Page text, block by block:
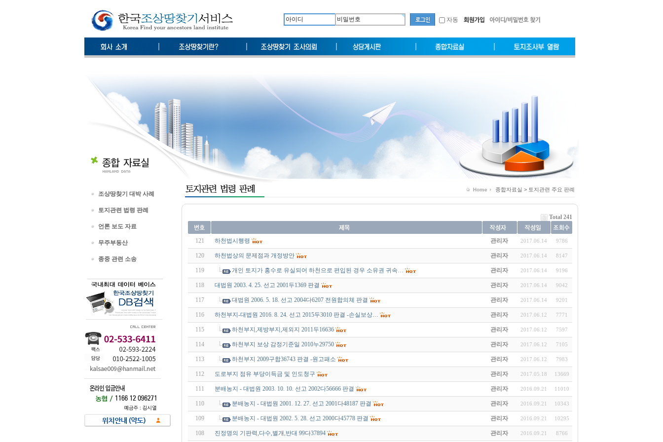
자동
조상땅찾기 대박 사례
토지관련 법령 판례
언론 보도 자료
무주부동산
종중 관련 소송
종합자료실 > 토지관련 주요 판례
Total 241
121 하천법시행령 관리자 2017.06.14 9786
120 하천법상의 문제점과 개정방안 관리자 2017.06.14 8147
119 개인 토지가 홍수로 유실되어 하천으로 편입된 경우 소유권 귀속… 관리자 2017.06.14 9196
118 대법원 2003. 4. 25. 선고 2001두1369 판결 관리자 2017.06.14 9042
117 대법원 2006. 5. 18. 선고 2004다6207 전원합의체 판결 관리자 2017.06.14 9201
116 하천부지-대법원 2016. 8. 24. 선고 2015두3010 판결 -손실보상… 관리자 2017.06.12 7771
115 하천부지,제방부지,제외지 2011두16636 관리자 2017.06.12 7597
114 하천부지 보상 감정기준일 2010누29750 관리자 2017.06.12 7105
113 하천부지 2009구합36743 판결 -원고패소 관리자 2017.06.12 7983
112 도로부지 점유 부당이득금 및 인도청구 관리자 2017.05.18 13669
111 분배농지 - 대법원 2003. 10. 10. 선고 2002다56666 판결 관리자 2016.09.21 11010
110 분배농지 - 대법원 2001. 12. 27. 선고 2001다48187 판결 관리자 2016.09.21 10343
109 분배농지 - 대법원 2002. 5. 28. 선고 2000다45778 판결 관리자 2016.09.21 10295
108 진정명의 기판력,다수,별개,반대 99다37894 관리자 2016.09.21 8766